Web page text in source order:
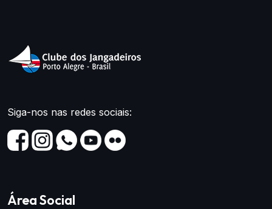
Siga-nos nas redes sociais:
Área Social